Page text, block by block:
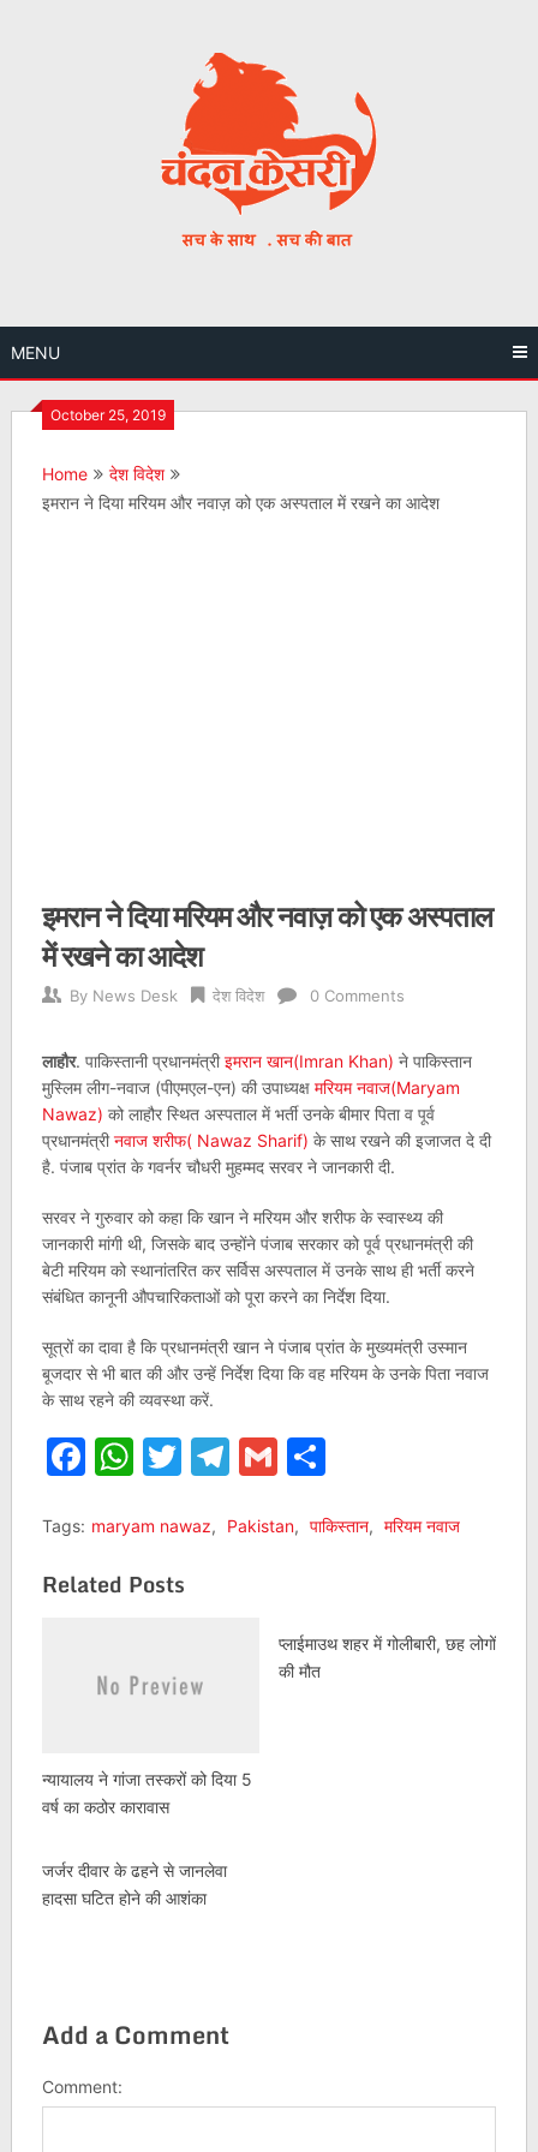
MENU
October 25, 2019
Home
देश विदेश
इमरान ने दिया मरियम और नवाज़ को एक अस्पताल में रखने का आदेश
इमरान ने दिया मरियम और नवाज़ को एक अस्पताल
में रखने का आदेश
By News Desk देश विदेश 0 Comments
लाहौर. पाकिस्तानी प्रधानमंत्रीइमरान खान(Imran Khan) ने पाकिस्तान
मुस्लिम लीग-नवाज (पीएमएल-एन) की उपाध्यक्ष मरियम नवाज(Maryam
Nawaz) को लाहौर स्थित अस्पताल में भर्ती उनके बीमार पिता व पूर्व
प्रधानमंत्रीनवाज शरीफ( Nawaz Sharif) के साथ रखने की इजाजत दे दी
है. पंजाब प्रांत के गवर्नर चौधरी मुहम्मद सरवर ने जानकारी दी.
सरवर ने गुरुवार को कहा कि खान ने मरियम और शरीफ के स्वास्थ्य की
जानकारी मांगी थी, जिसके बाद उन्होंने पंजाब सरकार को पूर्व प्रधानमंत्री की
बेटी मरियम को स्थानांतरित कर सर्विस अस्पताल में उनके साथ ही भर्ती करने
संबंधित कानूनी औपचारिकताओं को पूरा करने का निर्देश दिया.
सूत्रों का दावा है कि प्रधानमंत्री खान ने पंजाब प्रांत के मुख्यमंत्री उस्मान
बूजदार से भी बात की और उन्हें निर्देश दिया कि वह मरियम के उनके पिता नवाज
के साथ रहने की व्यवस्था करें.
Facebook
WhatsApp
Twitter
Telegram
GmailShare
Tags: maryam nawaz, Pakistan, पाकिस्तान, मरियम नवाज
Related Posts
न्यायालय ने गांजा तस्करों को दिया 5
वर्ष का कठोर कारावास
प्लाईमाउथ शहर में गोलीबारी, छह लोगों
की मौत
जर्जर दीवार के ढहने से जानलेवा
हादसा घटित होने की आशंका
Add a Comment
Comment: